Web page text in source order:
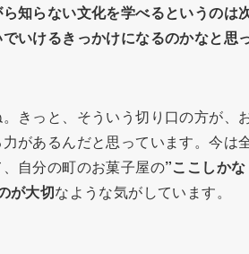
知らない文化を学べるというのは
いけるきっかけになるのかなと思
きっと、そういう切り口の方が、
があるんだと思っています。今は
自分の町のお菓子屋の”ここしかな
が大切なような気がしています。